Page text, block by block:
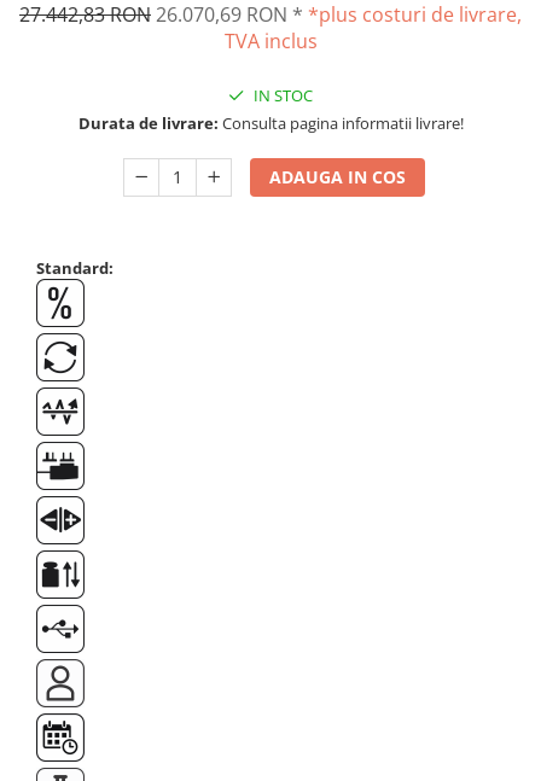
Cleme
Filtru microscop
Filtru Quartz wedge
Lichid calibrare
Masa microscop
Obiective microscoape
Oculare microscop
Standuri Stereomicroscoape
Unitate contrast de faza
Unitate fluorescenta
Unitate polarizare
Standard calibrare
Scala aditionala refractometru
27.442,83 RON26.070,69 RON * *plus costuri de livrare,
TVA inclus
IN STOC
Durata de livrare: Consulta pagina informatii livrare!
ADAUGA IN COS
Standard: